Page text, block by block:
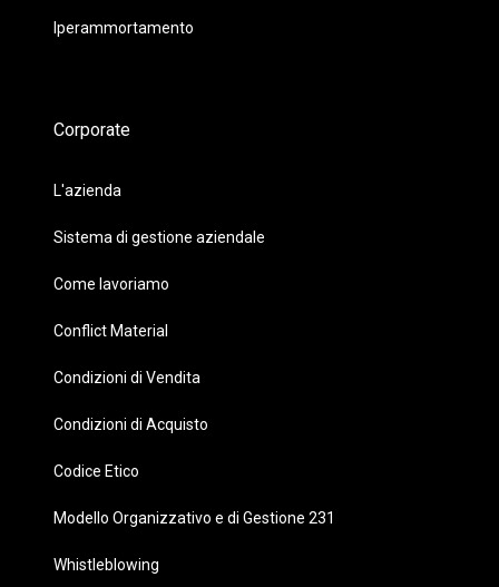
Iperammortamento
Corporate
L'azienda
Sistema di gestione aziendale
Come lavoriamo
Conflict Material
Condizioni di Vendita
Condizioni di Acquisto
Codice Etico
Modello Organizzativo e di Gestione 231
Whistleblowing